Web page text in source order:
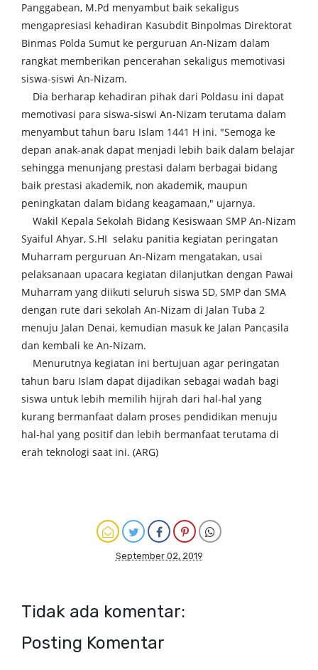
Panggabean, M.Pd menyambut baik sekaligus
mengapresiasi kehadiran Kasubdit Binpolmas Direktorat
Binmas Polda Sumut ke perguruan An-Nizam dalam
rangkat memberikan pencerahan sekaligus memotivasi
siswa-siswi An-Nizam.
Dia berharap kehadiran pihak dari Poldasu ini dapat
memotivasi para siswa-siswi An-Nizam terutama dalam
menyambut tahun baru Islam 1441 H ini. "Semoga ke
depan anak-anak dapat menjadi lebih baik dalam belajar
sehingga menunjang prestasi dalam berbagai bidang
baik prestasi akademik, non akademik, maupun
peningkatan dalam bidang keagamaan," ujarnya.
Wakil Kepala Sekolah Bidang Kesiswaan SMP An-Nizam
Syaiful Ahyar, S.HI selaku panitia kegiatan peringatan
Muharram perguruan An-Nizam mengatakan, usai
pelaksanaan upacara kegiatan dilanjutkan dengan Pawai
Muharram yang diikuti seluruh siswa SD, SMP dan SMA
dengan rute dari sekolah An-Nizam di Jalan Tuba 2
menuju Jalan Denai, kemudian masuk ke Jalan Pancasila
dan kembali ke An-Nizam.
Menurutnya kegiatan ini bertujuan agar peringatan
tahun baru Islam dapat dijadikan sebagai wadah bagi
siswa untuk lebih memilih hijrah dari hal-hal yang
kurang bermanfaat dalam proses pendidikan menuju
hal-hal yang positif dan lebih bermanfaat terutama di
erah teknologi saat ini. (ARG)
September 02, 2019
Tidak ada komentar:
Posting Komentar